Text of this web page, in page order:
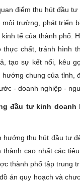
điểm thu hút đầu
môi trường, phát triển
tế của thành phố.
chất, tránh hình
tạo sự kết nối, kêu
hướng chung của tỉnh,
- doanh nghiệp -
đầu tư kinh doanh
hướng thu hút đầu tư
thành cao nhất các
thành phố tập trung
án quy hoạch và